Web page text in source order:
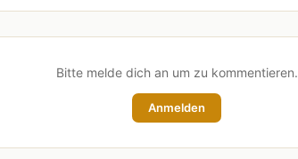
Bitte melde dich an um zu kommentieren.
Anmelden